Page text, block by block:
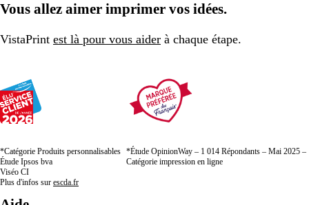
Vous allez aimer imprimer vos idées.
VistaPrint est là pour vous aider à chaque étape.
*Catégorie Produits personnalisables
Étude Ipsos bva
Viséo CI
Plus d'infos sur escda.fr
*Étude OpinionWay – 1 014 Répondants – Mai 2025 –
Catégorie impression en ligne